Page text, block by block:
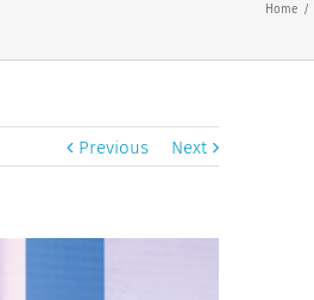
Home /
Previous Next